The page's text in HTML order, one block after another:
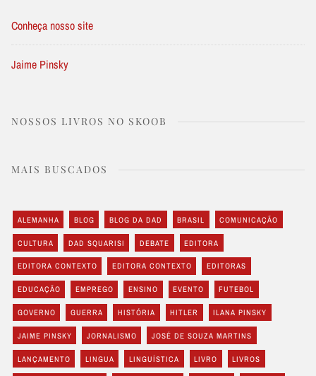
Conheça nosso site
Jaime Pinsky
NOSSOS LIVROS NO SKOOB
MAIS BUSCADOS
ALEMANHA BLOG BLOG DA DAD BRASIL COMUNICAÇÃO
CULTURA DAD SQUARISI DEBATE EDITORA
EDITORA CONTEXTO EDITORA CONTEXTO EDITORAS
EDUCAÇÃO EMPREGO ENSINO EVENTO FUTEBOL
GOVERNO GUERRA HISTÓRIA HITLER ILANA PINSKY
JAIME PINSKY JORNALISMO JOSÉ DE SOUZA MARTINS
LANÇAMENTO LINGUA LINGUÍSTICA LIVRO LIVROS